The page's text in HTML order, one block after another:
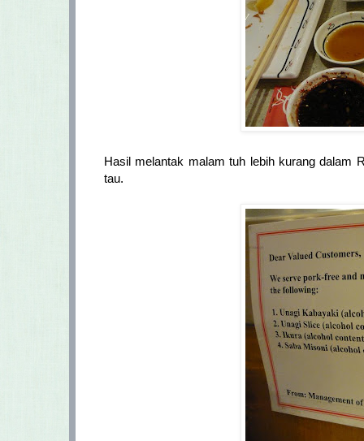
Hasil melantak malam tuh lebih kurang dalam
tau.